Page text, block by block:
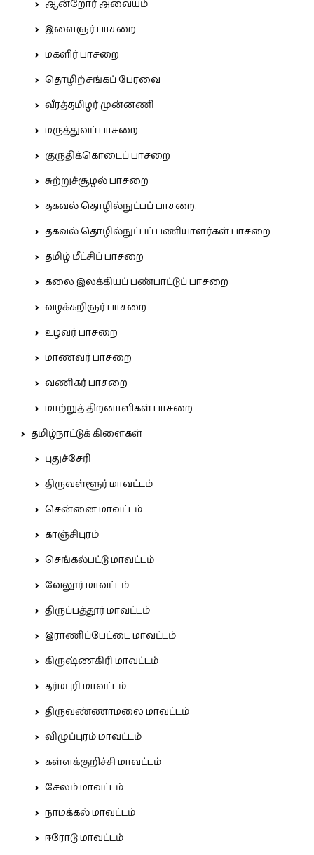
ஆன்றோர் அவையம்
இளைஞர் பாசறை
மகளிர் பாசறை
தொழிற்சங்கப் பேரவை
வீரத்தமிழர் முன்னணி
மருத்துவப் பாசறை
குருதிக்கொடைப் பாசறை
சுற்றுச்சூழல் பாசறை
தகவல் தொழில்நுட்பப் பாசறை.
தகவல் தொழில்நுட்பப் பணியாளர்கள் பாசறை
தமிழ் மீட்சிப் பாசறை
கலை இலக்கியப் பண்பாட்டுப் பாசறை
வழக்கறிஞர் பாசறை
உழவர் பாசறை
மாணவர் பாசறை
வணிகர் பாசறை
மாற்றுத் திறனாளிகள் பாசறை
தமிழ்நாட்டுக் கிளைகள்
புதுச்சேரி
திருவள்ளூர் மாவட்டம்
சென்னை மாவட்டம்
காஞ்சிபுரம்
செங்கல்பட்டு மாவட்டம்
வேலூர் மாவட்டம்
திருப்பத்தூர் மாவட்டம்
இராணிப்பேட்டை மாவட்டம்
கிருஷ்ணகிரி மாவட்டம்
தர்மபுரி மாவட்டம்
திருவண்ணாமலை மாவட்டம்
விழுப்புரம் மாவட்டம்
கள்ளக்குறிச்சி மாவட்டம்
சேலம் மாவட்டம்
நாமக்கல் மாவட்டம்
ஈரோடு மாவட்டம்